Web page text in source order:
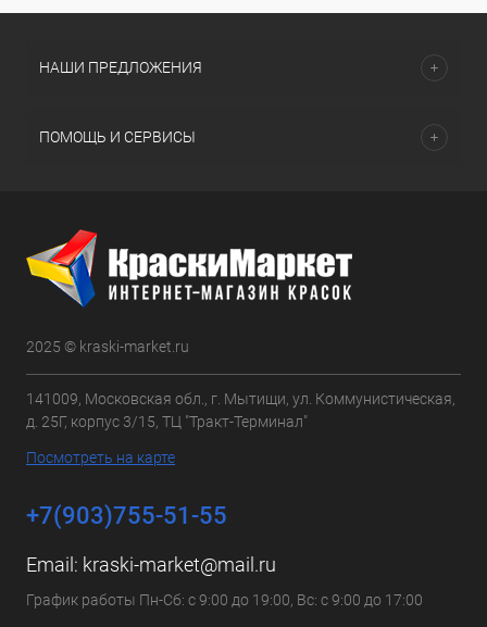
НАШИ ПРЕДЛОЖЕНИЯ
ПОМОЩЬ И СЕРВИСЫ
2025 © kraski-market.ru
141009, Московская обл., г. Мытищи, ул. Коммунистическая,
д. 25Г, корпус 3/15, ТЦ "Тракт-Терминал"
Посмотреть на карте
+7(903)755-51-55
Email: kraski-market@mail.ru
График работы Пн-Сб: с 9:00 до 19:00, Вс: с 9:00 до 17:00